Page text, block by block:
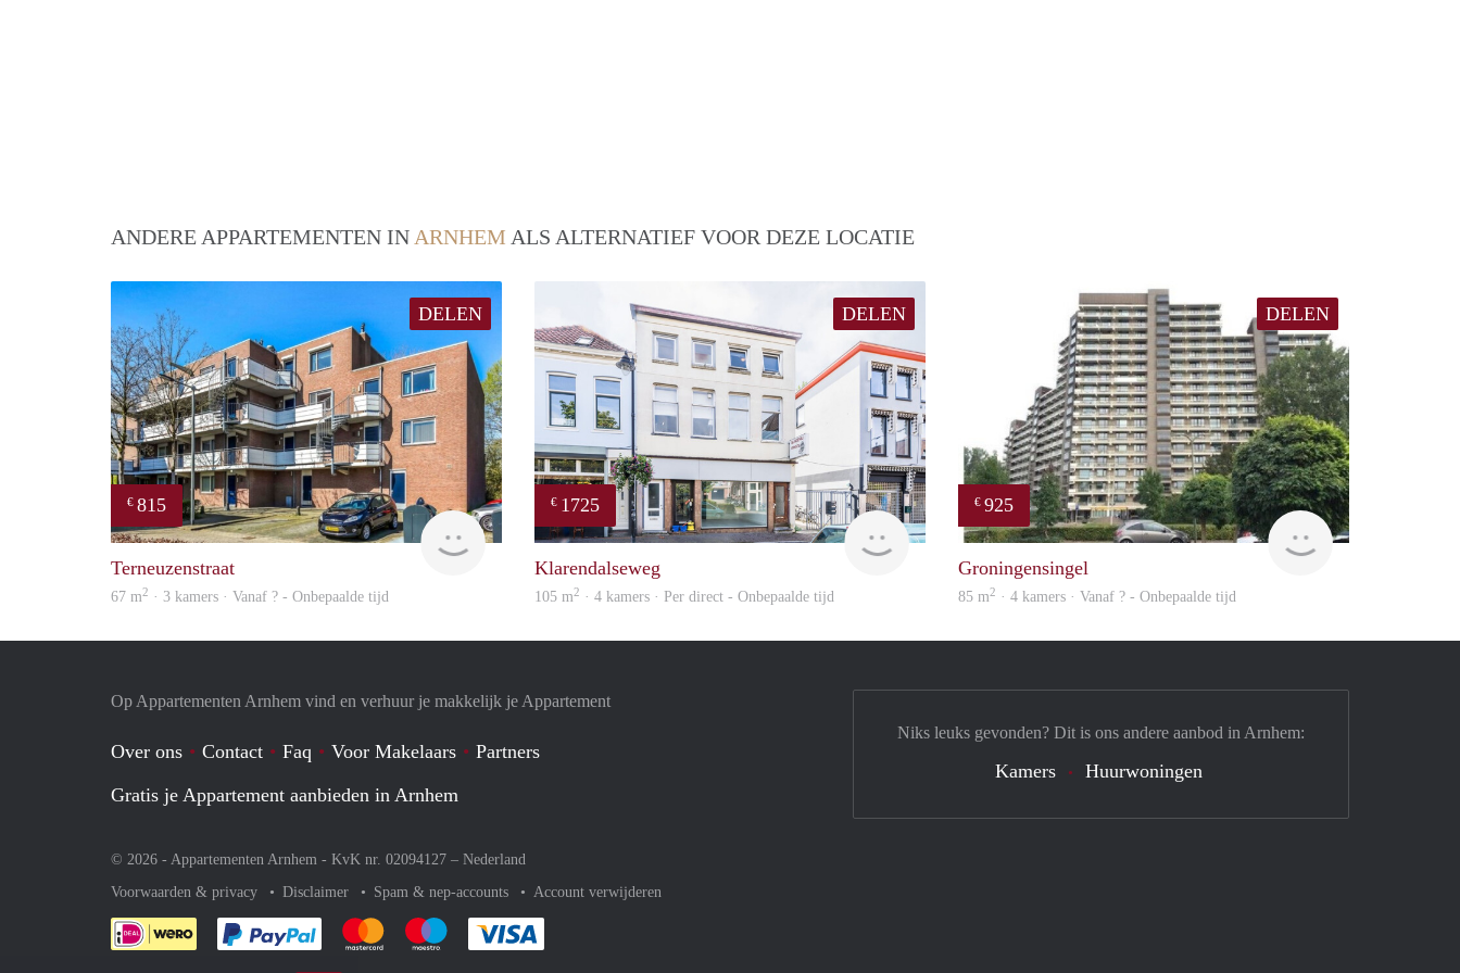
ANDERE APPARTEMENTEN IN ARNHEM ALS ALTERNATIEF VOOR DEZE LOCATIE
DELEN
€ 815
Woning
Terneuzenstraat
67 m2 · 3 kamers · Vanaf ? - Onbepaalde tijd
DELEN
€ 1725
verhuur
Klarendalseweg
105 m2 · 4 kamers · Per direct - Onbepaalde tijd
DELEN
€ 925
rent
Groningensingel
85 m2 · 4 kamers · Vanaf ? - Onbepaalde tijd
Op Appartementen Arnhem vind en verhuur je makkelijk je Appartement
Over ons Contact Faq Voor Makelaars
Partners
Gratis je Appartement aanbieden in Arnhem
© 2026 - Appartementen Arnhem - KvK nr. 02094127 – Nederland
Voorwaarden & privacy
Disclaimer Spam & nep-accounts Account verwijderen
Je rekent gemakkelijk af met Paypal
Je rekent gemakkelijk af met Mastercard
Je rekent gemakkelijk af met Meastro
Niks leuks gevonden? Dit is ons andere aanbod in Arnhem:
Kamers Huurwoningen